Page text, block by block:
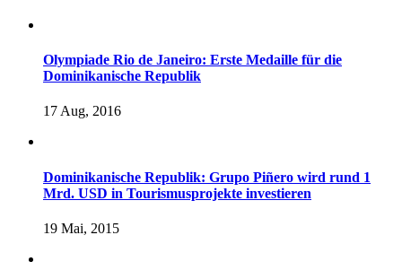
Olympiade Rio de Janeiro: Erste Medaille für die
Dominikanische Republik
17 Aug, 2016
Dominikanische Republik: Grupo Piñero wird rund 1
Mrd. USD in Tourismusprojekte investieren
19 Mai, 2015